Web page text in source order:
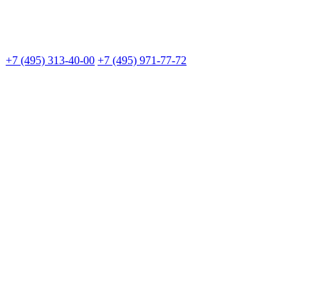
+7 (495) 313-40-00 +7 (495) 971-77-72